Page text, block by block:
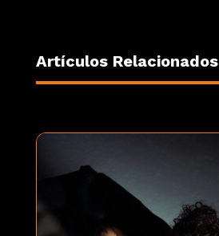
Artículos Relacionados